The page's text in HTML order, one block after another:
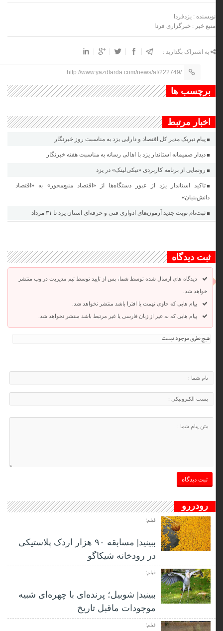
نویسنده : یزدفردا
منبع خبر : خبرگزاری فردا
به اشتراک بگذارید :
http://www.yazdfarda.com/news/af/222749/
برچسب ها
اخبار مرتبط
پیام تبریک مدیر کل اقتصاد و دارایی یزد به مناسبت روز خبرنگار
دیدار صمیمانه استاندار یزد با اهالی رسانه به مناسبت هفته خبرنگار
رونمایی از برنامه کاربردی «نیکی‌لینک» در یزد
تاکید استاندار یزد از عبور دستگاه‌ها از «اقتصاد منبع‌محور» به «اقتصاد
دانش‌بنیان»
ثبت‌نام نوبت جدید آزمون‌های ادواری فنی و حرفه‌ای استان یزد تا ٣١ مرداد
ثبت دیدگاه
دیدگاه های ارسال شده توسط شما، پس از تایید توسط تیم مدیریت در وب منتشر
خواهد شد.
پیام هایی که حاوی تهمت یا افترا باشد منتشر نخواهد شد.
پیام هایی که به غیر از زبان فارسی یا غیر مرتبط باشد منتشر نخواهد شد.
هیچ نظری موجود نیست
رودررو
فیلم؛
ببینید| مسابقه ۹۰ هزار اردک پلاستیکی
در رودخانه شیکاگو
فیلم؛
ببینید| شوبیل؛ پرنده‌ای با چهره‌ای شبیه
موجودات ماقبل تاریخ
فیلم؛